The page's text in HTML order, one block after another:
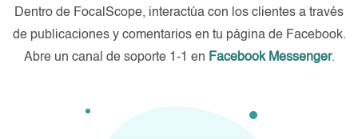
Dentro de FocalScope, interactúa con los clientes a través
de publicaciones y comentarios en tu página de Facebook.
Abre un canal de soporte 1-1 en Facebook Messenger.